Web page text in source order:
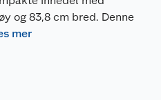
og 83,8 cm bred. Denne
mer